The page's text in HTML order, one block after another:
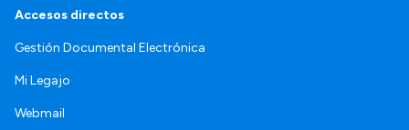
Accesos directos
Gestión Documental Electrónica
Mi Legajo
Webmail